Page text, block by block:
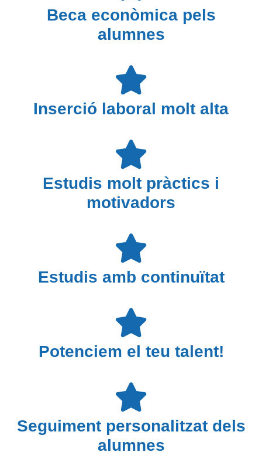
Beca econòmica pels
alumnes
Inserció laboral molt alta
Estudis molt pràctics i
motivadors
Estudis amb continuïtat
Potenciem el teu talent!
Seguiment personalitzat dels
alumnes